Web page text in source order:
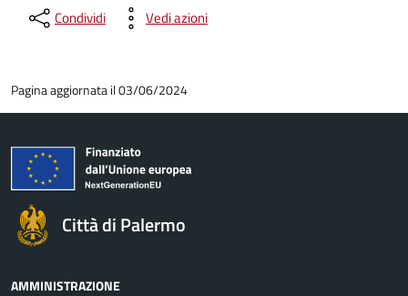
Condividi Vedi azioni
Pagina aggiornata il 03/06/2024
Città di Palermo
AMMINISTRAZIONE